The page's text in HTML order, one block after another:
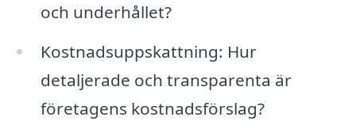
och underhållet?
Kostnadsuppskattning: Hur
detaljerade och transparenta är
företagens kostnadsförslag?